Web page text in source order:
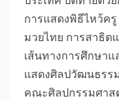
การแสดงพิธีไหว้ค
มวยไทย การสาธิต
เส้นทางการศึกษา
แสดงศิลปวัฒนธรรม
คณะศิลปกรรมศาส